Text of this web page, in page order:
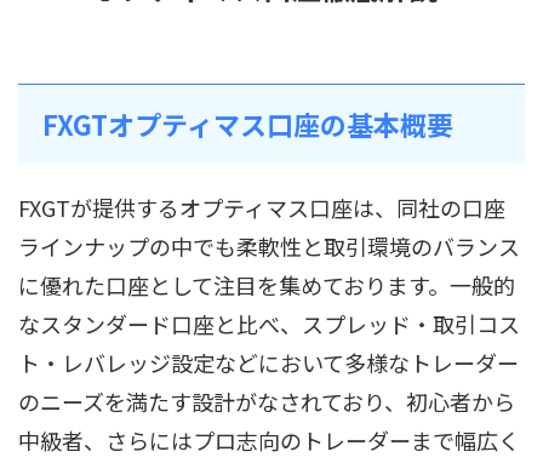
FXGTオプティマス口座の基本概要
FXGTが提供するオプティマス口座は、同社の口座
ラインナップの中でも柔軟性と取引環境のバランス
に優れた口座として注目を集めております。一般的
なスタンダード口座と比べ、スプレッド・取引コス
ト・レバレッジ設定などにおいて多様なトレーダー
のニーズを満たす設計がなされており、初心者から
中級者、さらにはプロ志向のトレーダーまで幅広く